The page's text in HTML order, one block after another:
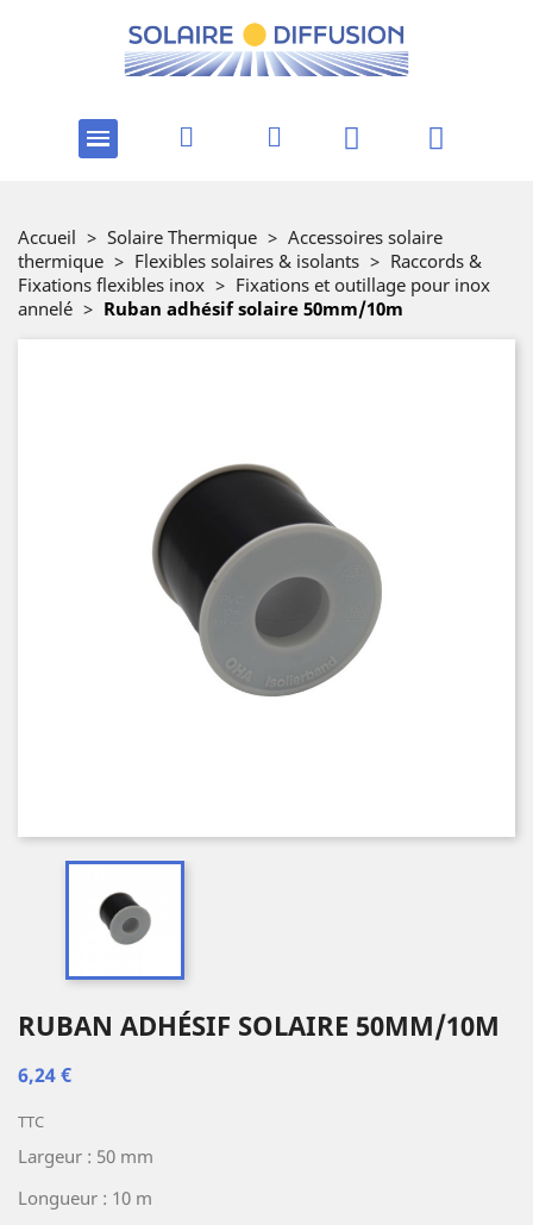
Accueil > Solaire Thermique > Accessoires solaire
thermique > Flexibles solaires & isolants > Raccords &
Fixations flexibles inox > Fixations et outillage pour inox
annelé > Ruban adhésif solaire 50mm/10m
RUBAN ADHÉSIF SOLAIRE 50MM/10M
6,24 €
TTC
Largeur : 50 mm
Longueur : 10 m